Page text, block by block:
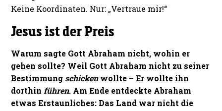
Keine Koordinaten. Nur: „Vertraue mir!“
Jesus ist der Preis
Warum sagte Gott Abraham nicht, wohin er
gehen sollte? Weil Gott Abraham nicht zu seiner
Bestimmung schickenwollte – Er wollte ihn
dorthin führen. Am Ende entdeckte Abraham
etwas Erstaunliches: Das Land war nicht die